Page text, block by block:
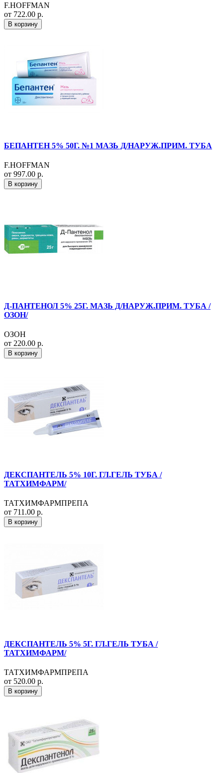
F.HOFFMAN
от 722.00 р.
В корзину
БЕПАНТЕН 5% 50Г. №1 МАЗЬ Д/НАРУЖ.ПРИМ. ТУБА
F.HOFFMAN
от 997.00 р.
В корзину
Д-ПАНТЕНОЛ 5% 25Г. МАЗЬ Д/НАРУЖ.ПРИМ. ТУБА /
ОЗОН/
ОЗОН
от 220.00 р.
В корзину
ДЕКСПАНТЕЛЬ 5% 10Г. ГЛ.ГЕЛЬ ТУБА /
ТАТХИМФАРМ/
ТАТХИМФАРМПРЕПА
от 711.00 р.
В корзину
ДЕКСПАНТЕЛЬ 5% 5Г. ГЛ.ГЕЛЬ ТУБА /
ТАТХИМФАРМ/
ТАТХИМФАРМПРЕПА
от 520.00 р.
В корзину